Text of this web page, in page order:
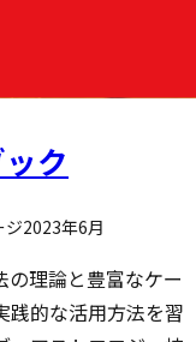
ク
ジ2023年6月
の理論と豊富なケー
践的な活用方法を習